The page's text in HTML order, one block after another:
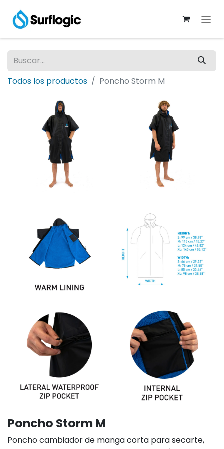
Todos los productos Poncho Storm M
Poncho Storm M
Poncho cambiador de manga corta para secarte,